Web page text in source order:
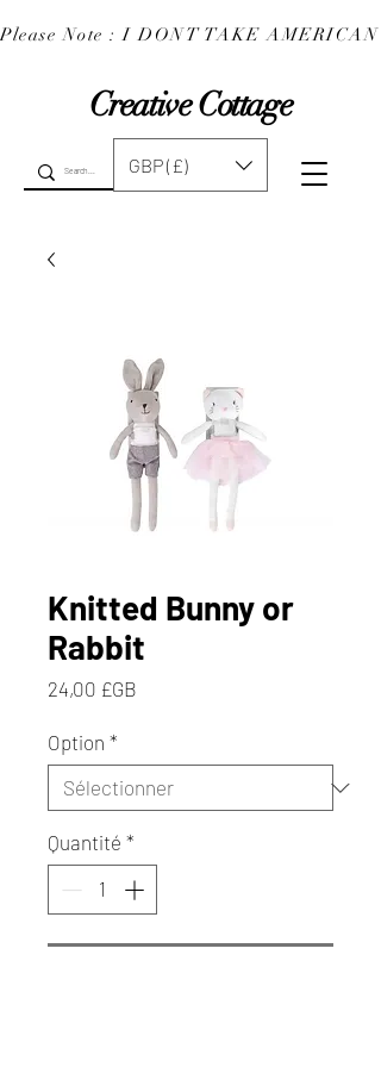
Creative Cottage
Please Note : I DONT TAKE
GBP (£)
Knitted Bunny or
Rabbit
24,00 £GB
Option *
Quantité *